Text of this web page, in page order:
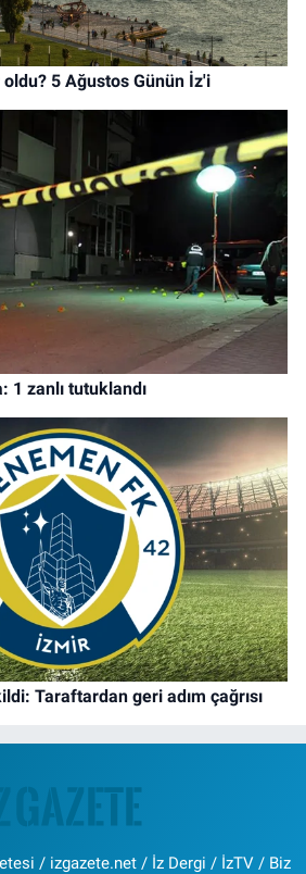
5 Ağustos Günün İz'i
1 zanlı tutuklandı
Taraftardan geri adım çağrısı
/ izgazete.net / İz Dergi / İzTV / Biz